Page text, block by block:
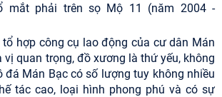
mắt phải trên sọ Mộ 11 (năm 2004 -
tổ hợp công cụ lao động của cư dân Mán
vị quan trọng, đồ xương là thứ yếu, không
Mán Bạc có số lượng tuy không nhiều
tác cao, loại hình phong phú và có sự